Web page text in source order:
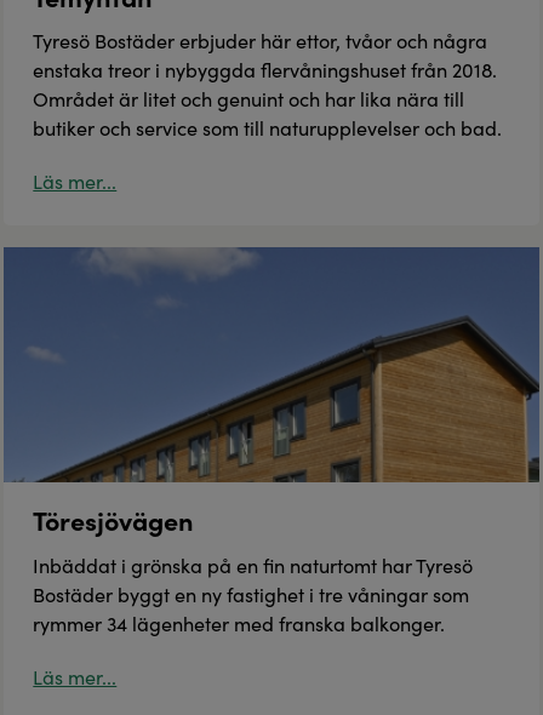
Tyresö Bostäder erbjuder här ettor, tvåor och några
enstaka treor i nybyggda flervåningshuset från 2018.
Området är litet och genuint och har lika nära till
butiker och service som till naturupplevelser och bad.
Läs mer...
Töresjövägen
Inbäddat i grönska på en fin naturtomt har Tyresö
Bostäder byggt en ny fastighet i tre våningar som
rymmer 34 lägenheter med franska balkonger.
Läs mer...